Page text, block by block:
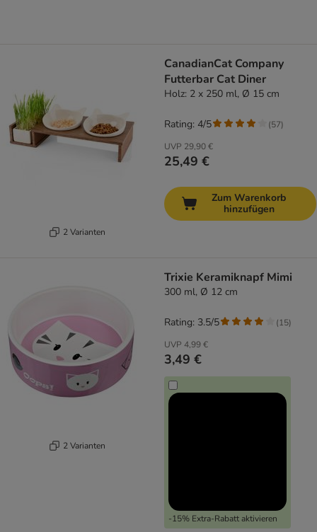
2 Varianten
CanadianCat Company
Futterbar Cat Diner
Holz: 2 x 250 ml, Ø 15 cm
UVP 29,90 €
25,49 €
Rating: 4/5 (57)
Zum Warenkorb
hinzufügen
2 Varianten
Trixie Keramiknapf Mimi
300 ml, Ø 12 cm
UVP 4,99 €
3,49 €
-15% Extra-Rabatt aktivieren
Rating: 3.5/5 (15)